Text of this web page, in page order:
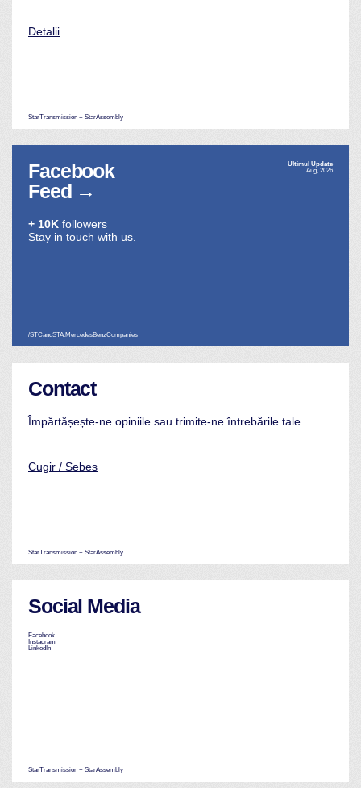
Detalii
StarTransmission + StarAssembly
Ultimul Update
Aug, 2026
Facebook
Feed →
+ 10K followers
Stay in touch with us.
/STCandSTA.MercedesBenzCompanies
Contact
Împărtășește-ne opiniile sau trimite-ne întrebările tale.
Cugir / Sebes
StarTransmission + StarAssembly
Social Media
Facebook
Instagram
LinkedIn
StarTransmission + StarAssembly